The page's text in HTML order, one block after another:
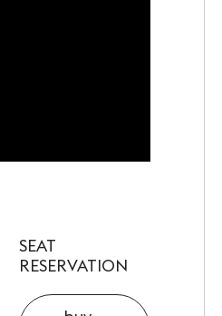
SEAT
RESERVATION